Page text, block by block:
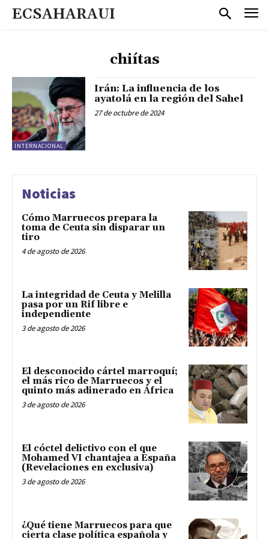
ECSAHARAUI
chiítas
INTERNACIONAL
Irán: La influencia de los
ayatolá en la región del Sahel
27 de octubre de 2024
Noticias
Cómo Marruecos prepara la
toma de Ceuta sin disparar un
tiro
4 de agosto de 2026
La integridad de Ceuta y Melilla
pasa por un Rif libre e
independiente
3 de agosto de 2026
El desconocido cártel marroquí;
el más rico de Marruecos y el
quinto más adinerado en África
3 de agosto de 2026
El cóctel delictivo con el que
Mohamed VI chantajea a España
(Revelaciones en exclusiva)
3 de agosto de 2026
¿Qué tiene Marruecos para que
cierta clase política española y